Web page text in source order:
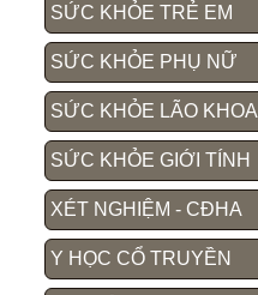
SỨC KHỎE TRẺ EM
SỨC KHỎE PHỤ NỮ
SỨC KHỎE LÃO KHOA
SỨC KHỎE GIỚI TÍNH
XÉT NGHIỆM - CĐHA
Y HỌC CỔ TRUYỀN